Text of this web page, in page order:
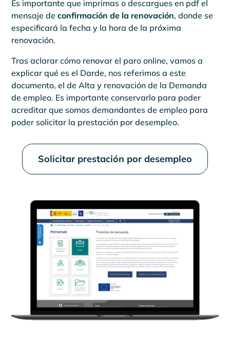
Es importante que imprimas o descargues en pdf el
mensaje deconfirmación de la renovación, donde se
especificará la fecha y la hora de la próxima
renovación.
Tras aclarar cómo renovar el paro online, vamos a
explicar qué es el Darde, nos referimos a este
documento, el de Alta y renovación de la Demanda
de empleo. Es importante conservarlo para poder
acreditar que somos demandantes de empleo para
poder solicitar la prestación por desempleo.
Solicitar prestación por desempleo